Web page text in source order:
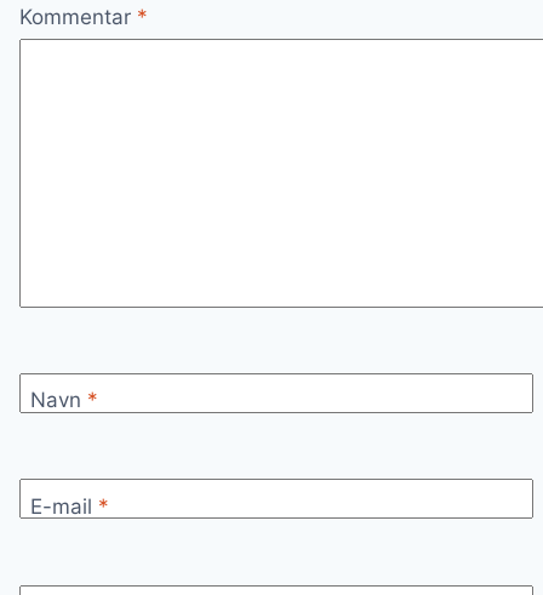
Kommentar *
Navn *
E-mail *